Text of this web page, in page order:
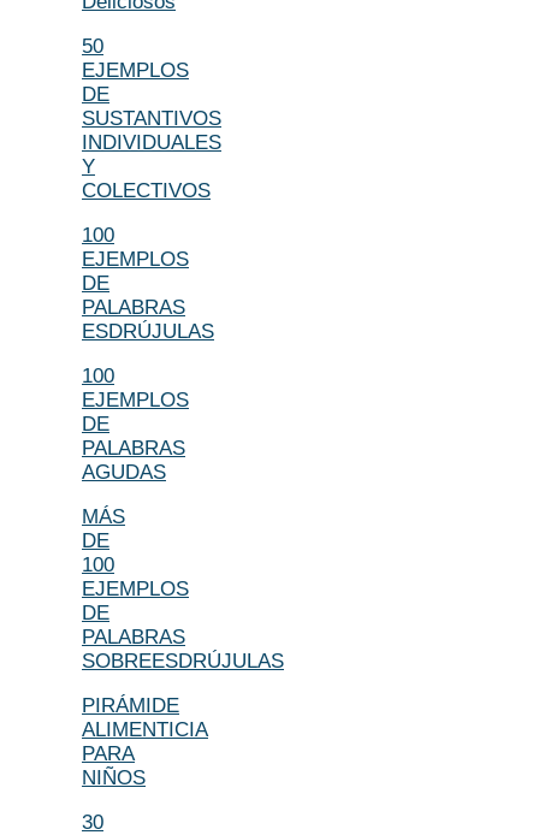
50
EJEMPLOS
DE
SUSTANTIVOS
INDIVIDUALES
Y
COLECTIVOS
100
EJEMPLOS
DE
PALABRAS
ESDRÚJULAS
100
EJEMPLOS
DE
PALABRAS
AGUDAS
MÁS
DE
100
EJEMPLOS
DE
PALABRAS
SOBREESDRÚJULAS
PIRÁMIDE
ALIMENTICIA
PARA
NIÑOS
30